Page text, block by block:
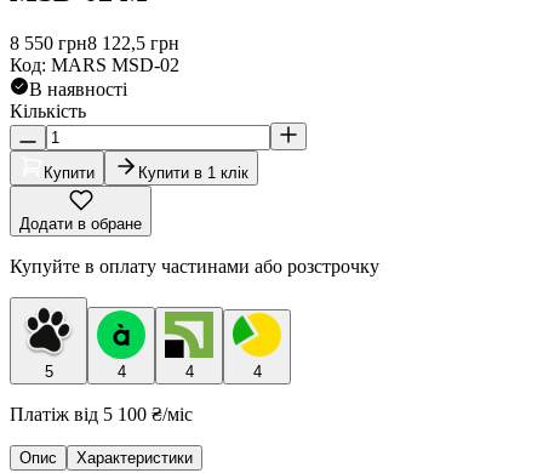
8 550 грн8 122,5 грн
Код: MARS MSD-02
В наявності
Кількість
Купити Купити в 1 клік
Додати в обране
Купуйте в оплату частинами або розстрочку
5 4 4 4
Платіж від 5 100 ₴/міс
Опис Характеристики